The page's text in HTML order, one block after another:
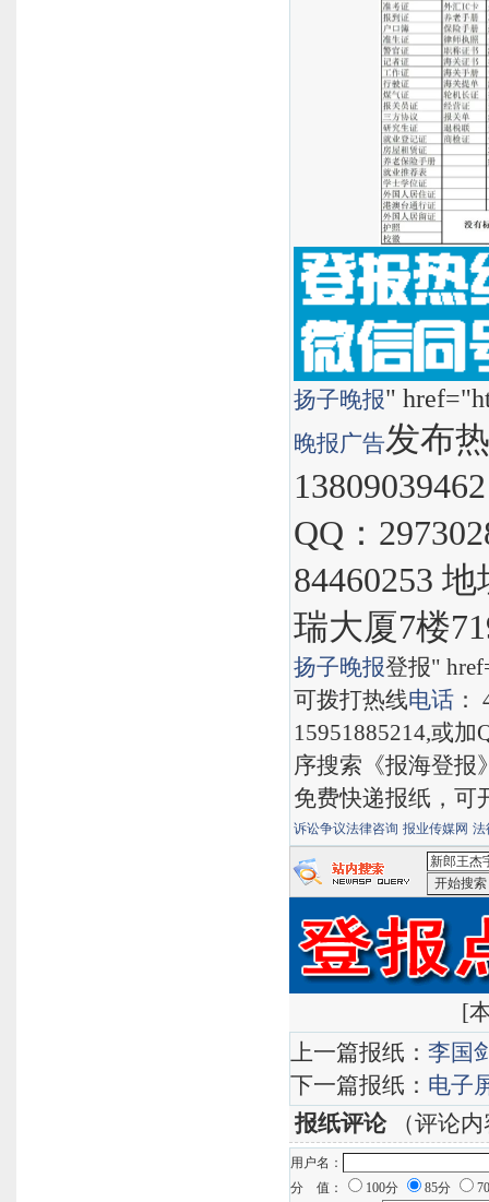
扬子晚报"
晚报广告发布
QQ：
84460253
瑞大厦7楼
扬子晚报登报"
可拨打热线电话
15951885214,或
序搜索《报海登报
免费快递报纸，可
诉讼争议法律咨询 报业传媒网 法
搜索
[
上一篇报纸： 李国
下一篇报纸： 电子
报纸评论（评论内
用户名：
分 值：
100分 85分